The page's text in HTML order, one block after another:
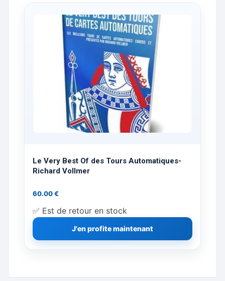
Le Very Best Of des Tours Automatiques-
Richard Vollmer
60.00€
✅ Est de retour en stock
J'en profite maintenant